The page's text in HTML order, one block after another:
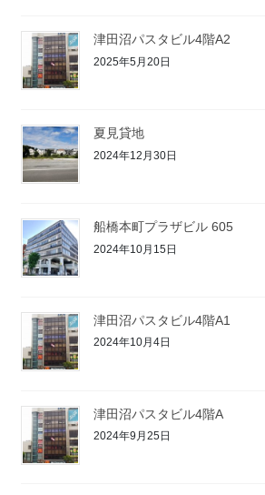
津田沼パスタビル4階A2
2025年5月20日
夏見貸地
2024年12月30日
船橋本町プラザビル 605
2024年10月15日
津田沼パスタビル4階A1
2024年10月4日
津田沼パスタビル4階A
2024年9月25日